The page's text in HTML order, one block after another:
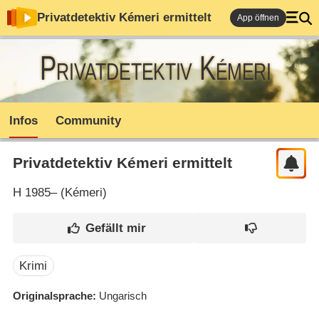
Privatdetektiv Kémeri ermittelt App öffnen
Privatdetektiv Kémeri
ermittelt
Infos Community
Privatdetektiv Kémeri ermittelt
H 1985– (Kémeri)
Krimi
Originalsprache Ungarisch